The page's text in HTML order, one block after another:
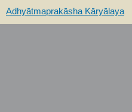
Adhyātmaprakāsha Kāryālaya